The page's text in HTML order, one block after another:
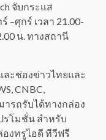
จับกระแส
–ศุกร์ เวลา 21.00-
น. ทางสถานี
ะช่องข่าวไทยและ
CNBC,
ารถรับได้ทางกล่อง
โมชั่น สำหรับ
งทรูไอดี ทีวีฟรี